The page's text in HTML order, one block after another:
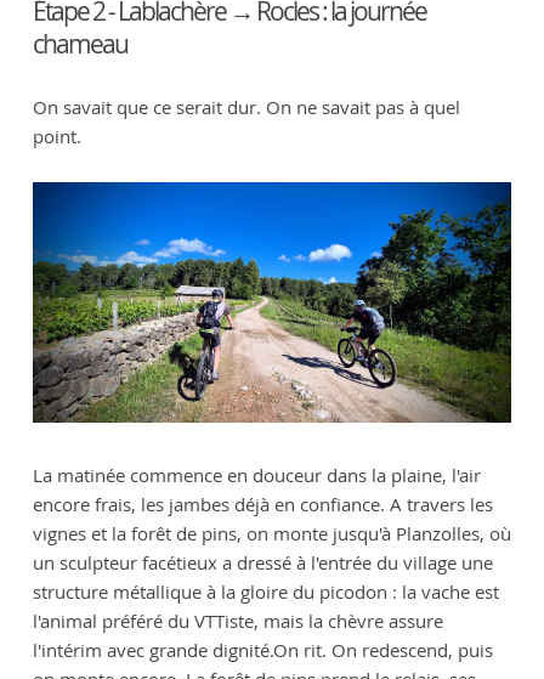
Étape 2 - Lablachère → Rocles : la journée
chameau
On savait que ce serait dur. On ne savait pas à quel
point.
La matinée commence en douceur dans la plaine, l'air
encore frais, les jambes déjà en confiance. A travers les
vignes et la forêt de pins, on monte jusqu'à Planzolles, où
un sculpteur facétieux a dressé à l'entrée du village une
structure métallique à la gloire du picodon : la vache est
l'animal préféré du VTTiste, mais la chèvre assure
l'intérim avec grande dignité.On rit. On redescend, puis